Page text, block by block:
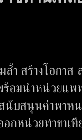
ำ สร้างโอกาส
อมนำหน่วยแพ
บสนุนค่าพาหน
กหน่วยทำขาเ